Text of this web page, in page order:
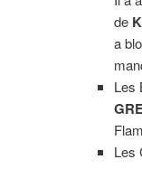
de
a
Les
Les